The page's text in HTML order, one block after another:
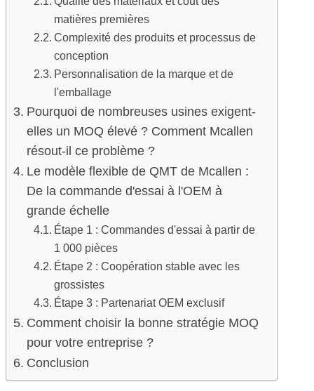
matières premières
Complexité des produits et processus de
conception
Personnalisation de la marque et de
l'emballage
Pourquoi de nombreuses usines exigent-
elles un MOQ élevé ? Comment Mcallen
résout-il ce problème ?
Le modèle flexible de QMT de Mcallen :
De la commande d'essai à l'OEM à
grande échelle
Étape 1 : Commandes d'essai à partir de
1 000 pièces
Étape 2 : Coopération stable avec les
grossistes
Étape 3 : Partenariat OEM exclusif
Comment choisir la bonne stratégie MOQ
pour votre entreprise ?
Conclusion